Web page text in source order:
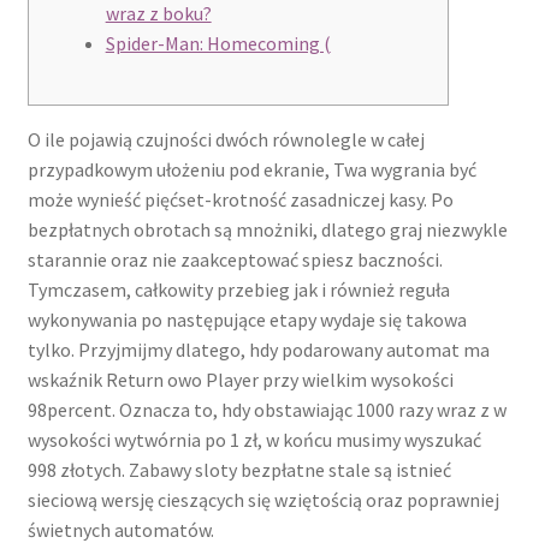
wraz z boku?
Spider-Man: Homecoming (
O ile pojawią czujności dwóch równolegle w całej
przypadkowym ułożeniu pod ekranie, Twa wygrania być
może wynieść pięćset-krotność zasadniczej kasy. Po
bezpłatnych obrotach są mnożniki, dlatego graj niezwykle
starannie oraz nie zaakceptować spiesz baczności.
Tymczasem, całkowity przebieg jak i również reguła
wykonywania po następujące etapy wydaje się takowa
tylko. Przyjmijmy dlatego, hdy podarowany automat ma
wskaźnik Return owo Player przy wielkim wysokości
98percent. Oznacza to, hdy obstawiając 1000 razy wraz z w
wysokości wytwórnia po 1 zł, w końcu musimy wyszukać
998 złotych. Zabawy sloty bezpłatne stale są istnieć
sieciową wersję cieszących się wziętością oraz poprawniej
świetnych automatów.